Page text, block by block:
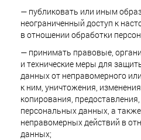
— публиковать или иным
неограниченный доступ к
в отношении обработки
— принимать правовые,
и технические меры для
данных от неправомерного
к ним, уничтожения,
копирования,
персональных данных, а
неправомерных действий в
данных;